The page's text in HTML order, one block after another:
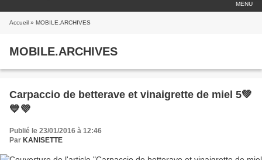
MENU
Accueil » MOBILE.ARCHIVES
MOBILE.ARCHIVES
Carpaccio de betterave et vinaigrette de miel 5💚
💙💜
Publié le 23/01/2016 à 12:46
Par KANISETTE